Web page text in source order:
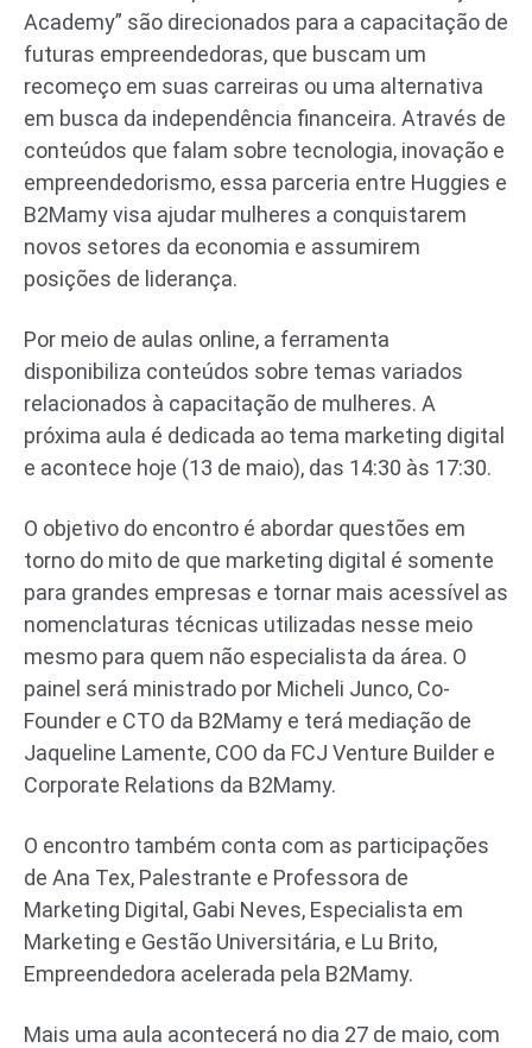
Academy” são direcionados para a capacitação de
futuras empreendedoras, que buscam um
recomeço em suas carreiras ou uma alternativa
em busca da independência financeira. Através de
conteúdos que falam sobre tecnologia, inovação e
empreendedorismo, essa parceria entre Huggies e
B2Mamy visa ajudar mulheres a conquistarem
novos setores da economia e assumirem
posições de liderança.
Por meio de aulas online, a ferramenta
disponibiliza conteúdos sobre temas variados
relacionados à capacitação de mulheres. A
próxima aula é dedicada ao tema marketing digital
e acontece hoje (13 de maio), das 14:30 às 17:30.
O objetivo do encontro é abordar questões em
torno do mito de que marketing digital é somente
para grandes empresas e tornar mais acessível as
nomenclaturas técnicas utilizadas nesse meio
mesmo para quem não especialista da área. O
painel será ministrado por Micheli Junco, Co-
Founder e CTO da B2Mamy e terá mediação de
Jaqueline Lamente, COO da FCJ Venture Builder e
Corporate Relations da B2Mamy.
O encontro também conta com as participações
de Ana Tex, Palestrante e Professora de
Marketing Digital, Gabi Neves, Especialista em
Marketing e Gestão Universitária, e Lu Brito,
Empreendedora acelerada pela B2Mamy.
Mais uma aula acontecerá no dia 27 de maio, com